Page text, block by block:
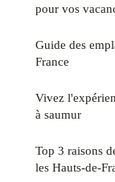
pour vos
Guide des
France
Vivez
à saumur
Top 3 raisons
les Hauts-de-